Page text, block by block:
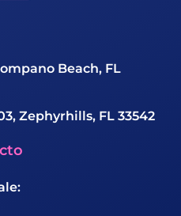
Beach, FL
Zephyrhills, FL 33542